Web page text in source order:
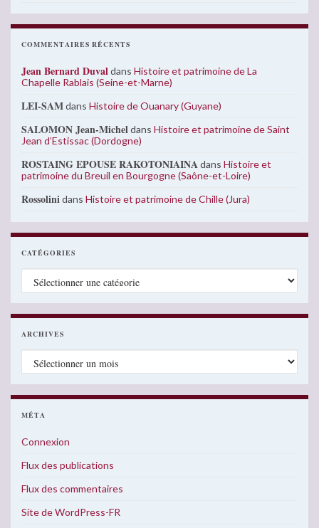
COMMENTAIRES RÉCENTS
Jean Bernard Duvaldans Histoire et patrimoine de La
Chapelle Rablais (Seine-et-Marne)
LEI-SAMdans Histoire de Ouanary (Guyane)
SALOMON Jean-Micheldans Histoire et patrimoine de Saint
Jean d’Estissac (Dordogne)
ROSTAING EPOUSE RAKOTONIAINAdans Histoire et
patrimoine du Breuil en Bourgogne (Saône-et-Loire)
Rossolinidans Histoire et patrimoine de Chille (Jura)
CATÉGORIES
ARCHIVES
MÉTA
Connexion
Flux des publications
Flux des commentaires
Site de WordPress-FR